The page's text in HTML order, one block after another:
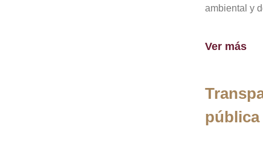
ambiental y
Ver más
pública